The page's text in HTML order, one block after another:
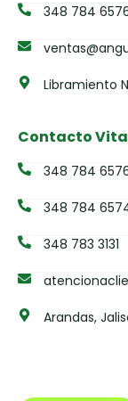
348 784
Libramiento
Contacto
348 784
348 784
348 783 3131
Arandas,